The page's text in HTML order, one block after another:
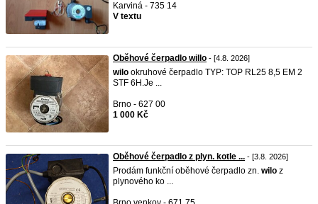
Karviná - 735 14
V textu
Oběhové čerpadlo willo - [4.8. 2026]
wilo okruhové čerpadlo TYP: TOP RL25 8,5 EM 2
STF 6H.Je ...
Brno - 627 00
1 000 Kč
Oběhové čerpadlo z plyn. kotle ... - [3.8. 2026]
Prodám funkční oběhové čerpadlo zn. wilo z
plynového ko ...